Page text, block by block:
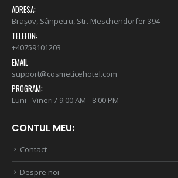
ADRESA:
Brașov, Sânpetru, Str. Meschendorfer 394
TELEFON:
+40759101203
EMAIL:
support@cosmeticehotel.com
PROGRAM:
Luni - Vineri / 9:00 AM - 8:00 PM
CONTUL MEU:
Contact
Despre noi